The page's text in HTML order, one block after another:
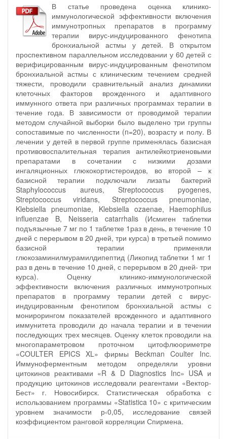
В статье проведена оценка клинико-
иммунологической эффективности включения
иммунотропных препаратов в программу
терапии вирус-индуцированного фенотипа
бронхиальной астмы у детей. В открытом
проспективном параллельном исследовании у 60 детей с
верифицированным вирус-индуцированным фенотипом
бронхиальной астмы с клиническим течением средней
тяжести, проводили сравнительный анализ динамики
клеточных факторов врожденного и адаптивного
иммунного ответа при различных программах терапии в
течение года. В зависимости от проводимой терапии
методом случайной выборки было выделено три группы
сопоставимые по численности (n=20), возрасту и полу. В
лечении у детей в первой группе применялась базисная
противовоспалительная терапия антилейкотриеновыми
препаратами в сочетании с низкими дозами
ингаляционных глюкокортистероидов, во второй – к
базисной терапии подключали лизаты бактерий
Staphylococcus aureus, Streptococcus pyogenes,
Streptococcus viridans, Streptococcus pneumoniae,
Klebsiella pneumoniae, Klebsiella ozaenae, Haemophilus
influenzae B, Neisseria catarrhalis (Исмиген таблетки
подъязычные 7 мг по 1 таблетке 1раз в день, в течение 10
дней с перерывом в 20 дней, три курса) в третьей помимо
базисной терапии применяли
глюкозаминилмурамилдипептид (Ликопид таблетки 1 мг 1
раз в день в течение 10 дней, с перерывом в 20 дней- три
курса). Оценку клинико-иммунологической
эффективности включения различных иммунотропных
препаратов в программу терапии детей с вирус-
индуцированным фенотипом бронхиальной астмы с
монирорингом показателей врожденного и адаптивного
иммунитета проводили до начала терапии и в течении
последующих трех месяцев. Оценку клеток проводили на
многопараметровом проточном цитофлюориметре
«COULTER EPICS XL» фирмы Beckman Coulter Inc.
Иммуноферментным методом определяли уровни
цитокинов реактивами «R & D Diagnostics Inc» USA и
продукцию цитокинов исследовали реагентами «Вектор-
Бест» г. Новосибирск. Статистическая обработка с
использованием программы «Statistica 10» с критическим
уровнем значимости р‹0,05, исследование связей
коэффициентом ранговой корреляции Спирмена.